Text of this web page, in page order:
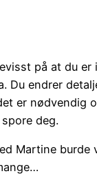
på at du er
Du endrer
er nødvendig
deg.
Martine burde